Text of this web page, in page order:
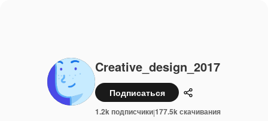
Creative_design_2017
Подписаться Поделиться
1.2k подписчики|177.5k скачивания